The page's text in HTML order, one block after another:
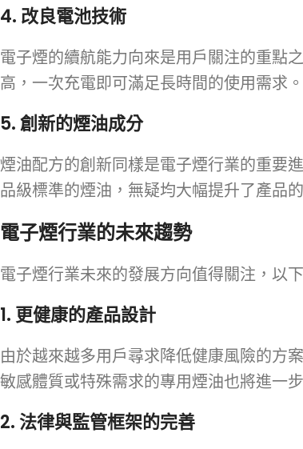
4. 改良電池技術
電子煙的續航能力向來是用戶關注的重點
高，一次充電即可滿足長時間的使用需求。
5.創新的煙油成分
煙油配方的創新同樣是電子煙行業的重要
品級標準的煙油，無疑均大幅提升了產品
電子煙行業的未來趨勢
電子煙行業未來的發展方向值得關注，以
1.更健康的產品設計
由於越來越多用戶尋求降低健康風險的方
敏感體質或特殊需求的專用煙油也將進一步
2. 法律與監管框架的完善